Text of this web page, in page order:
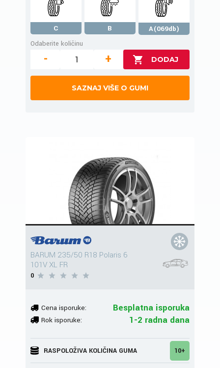
C B
A(069db)
Odaberite količinu
- +
SAZNAJ VIŠE O GUMI
BARUM 235/50 R18 Polaris 6
101V XL FR
0
Cena isporuke: Besplatna isporuka
Rok isporuke: 1-2 radna dana
RASPOLOŽIVA KOLIČINA GUMA 10+